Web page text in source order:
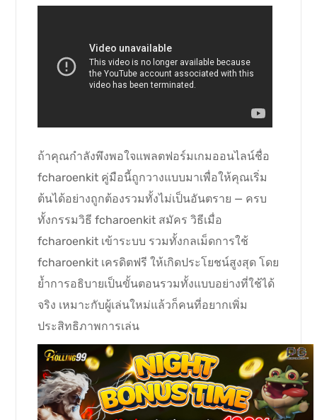
ถ้าคุณกำลังพึงพอใจแพลตฟอร์มเกมออนไลน์ชื่อ
fcharoenkit คู่มือนี้ถูกวางแบบมาเพื่อให้คุณเริ่ม
ต้นได้อย่างถูกต้องรวมทั้งไม่เป็นอันตราย — ครบ
ทั้งกรรมวิธี fcharoenkit สมัคร วิธีเมื่อ
fcharoenkit เข้าระบบ รวมทั้งกลเม็ดการใช้
fcharoenkit เครดิตฟรี ให้เกิดประโยชน์สูงสุด โดย
ย้ำการอธิบายเป็นขั้นตอนรวมทั้งแบบอย่างที่ใช้ได้
จริง เหมาะกับผู้เล่นใหม่แล้วก็คนที่อยากเพิ่ม
ประสิทธิภาพการเล่น